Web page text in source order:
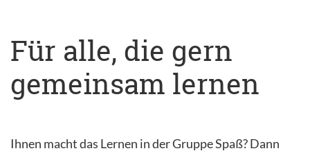
Für alle, die gern
gemeinsam lernen
Ihnen macht das Lernen in der Gruppe Spaß? Dann